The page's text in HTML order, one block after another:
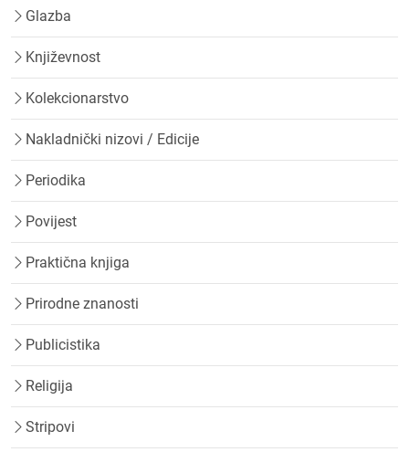
Glazba
Književnost
Kolekcionarstvo
Nakladnički nizovi / Edicije
Periodika
Povijest
Praktična knjiga
Prirodne znanosti
Publicistika
Religija
Stripovi